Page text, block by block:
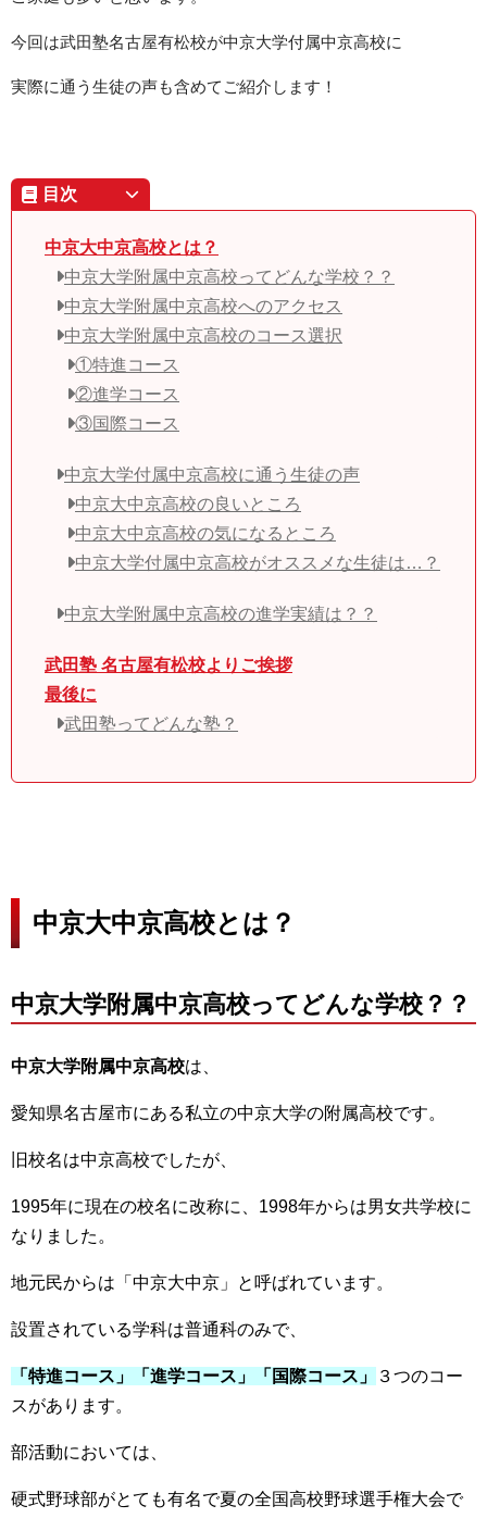
今回は武田塾名古屋有松校が中京大学付属中京高校に
実際に通う生徒の声も含めてご紹介します！
目次
中京大中京高校とは？
中京大学附属中京高校ってどんな学校？？
中京大学附属中京高校へのアクセス
中京大学附属中京高校のコース選択
①特進コース
②進学コース
③国際コース
中京大学付属中京高校に通う生徒の声
中京大中京高校の良いところ
中京大中京高校の気になるところ
中京大学付属中京高校がオススメな生徒は…？
中京大学附属中京高校の進学実績は？？
武田塾 名古屋有松校よりご挨拶
最後に
武田塾ってどんな塾？
中京大中京高校とは？
中京大学附属中京高校ってどんな学校？？
中京大学附属中京高校は、
愛知県名古屋市にある私立の中京大学の附属高校です。
旧校名は中京高校でしたが、
1995年に現在の校名に改称に、1998年からは男女共学校に
なりました。
地元民からは「中京大中京」と呼ばれています。
設置されている学科は普通科のみで、
「特進コース」「進学コース」「国際コース」
３つのコー
スがあります。
部活動においては、
硬式野球部がとても有名で夏の全国高校野球選手権大会で